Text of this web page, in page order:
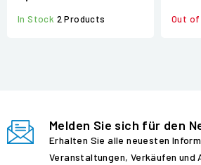
In Stock 2 Products Out
Melden Sie sich für den
Erhalten Sie alle neuesten
Veranstaltungen, Verkäufen und